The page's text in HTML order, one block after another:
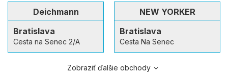
Deichmann
Bratislava
Cesta na Senec 2/A
NEW YORKER
Bratislava
Cesta Na Senec
Zobraziť ďalšie obchody